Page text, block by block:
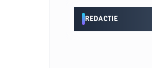
REDACTIE